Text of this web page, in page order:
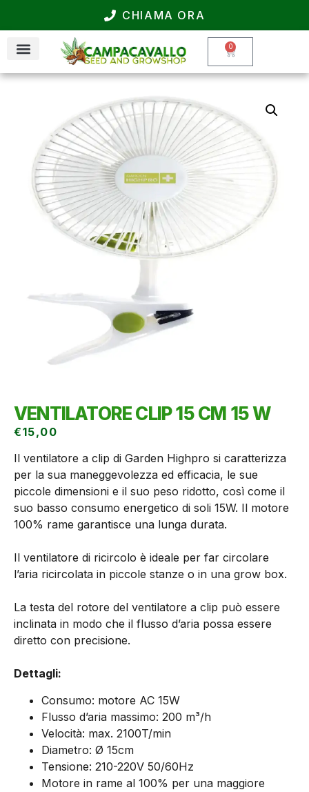
CHIAMA ORA
0
VENTILATORE CLIP 15 CM 15 W
€15,00
Il ventilatore a clip di Garden Highpro si caratterizza
per la sua maneggevolezza ed efficacia, le sue
piccole dimensioni e il suo peso ridotto, così come il
suo basso consumo energetico di soli 15W. Il motore
100% rame garantisce una lunga durata.
Il ventilatore di ricircolo è ideale per far circolare
l’aria ricircolata in piccole stanze o in una grow box.
La testa del rotore del ventilatore a clip può essere
inclinata in modo che il flusso d’aria possa essere
diretto con precisione.
Dettagli:
Consumo: motore AC 15W
Flusso d’aria massimo: 200 m³/h
Velocità: max. 2100T/min
Diametro: Ø 15cm
Tensione: 210-220V 50/60Hz
Motore in rame al 100% per una maggiore